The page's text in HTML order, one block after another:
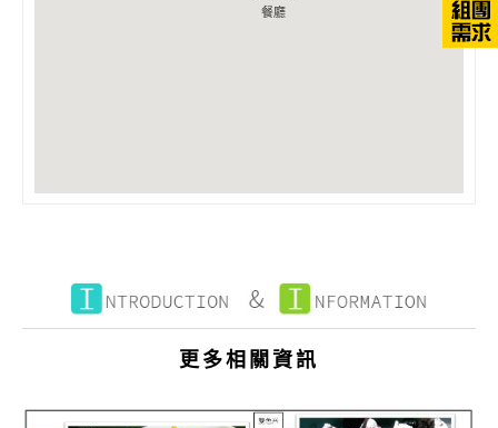
餐廳
餐廳
更多相關資訊